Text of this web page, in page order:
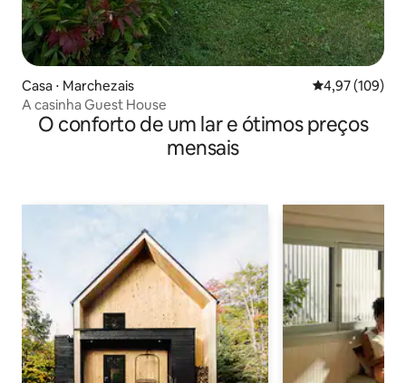
Casa ⋅ Marchezais 4,97 de uma
4,97 (109)
A casinha Guest House
O conforto de um lar e ótimos preços
mensais